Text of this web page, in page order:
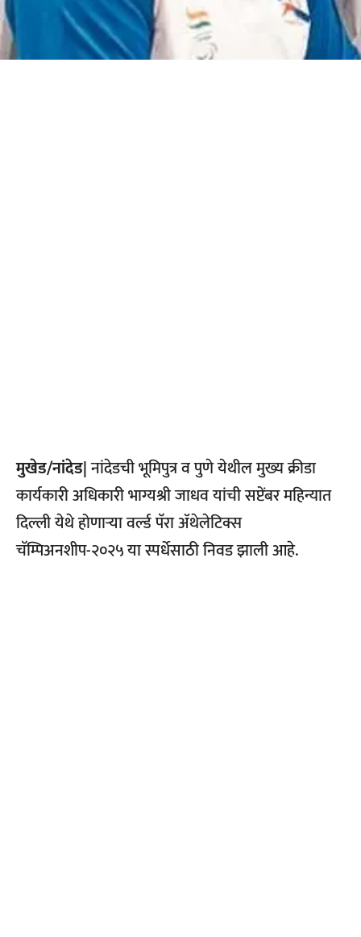
मुखेड/नांदेड|नांदेडची भूमिपुत्र व पुणे येथील मुख्य क्रीडा
कार्यकारी अधिकारी भाग्यश्री जाधव यांची सप्टेंबर महिन्यात
दिल्ली येथे होणाऱ्या वर्ल्ड पॅरा ॲथेलेटिक्स
चॅम्पिअनशीप-२०२५ या स्पर्धेसाठी निवड झाली आहे.